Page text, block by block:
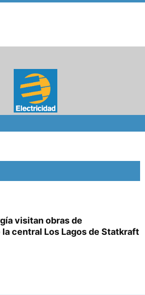
visitan obras de
central Los Lagos de Statkraft